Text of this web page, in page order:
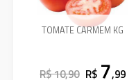
TOMATE CARMEM KG
R$ 10,90 R$ 7,99